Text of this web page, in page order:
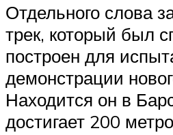
Отдельного слова
трек, который был
построен для
демонстрации
Находится он в
достигает 200